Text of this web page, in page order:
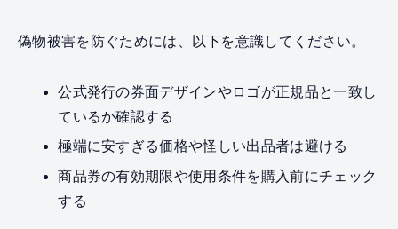
偽物被害を防ぐためには、以下を意識してください。
公式発行の券面デザインやロゴが正規品と一致し
ているか確認する
極端に安すぎる価格や怪しい出品者は避ける
商品券の有効期限や使用条件を購入前にチェック
する